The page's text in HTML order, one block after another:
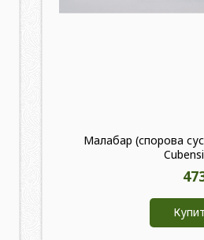
Малабар (спорова